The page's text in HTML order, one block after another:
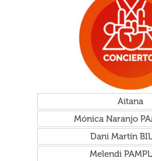
Aitana
Mónica Naranjo
Dani Martín
Melendi